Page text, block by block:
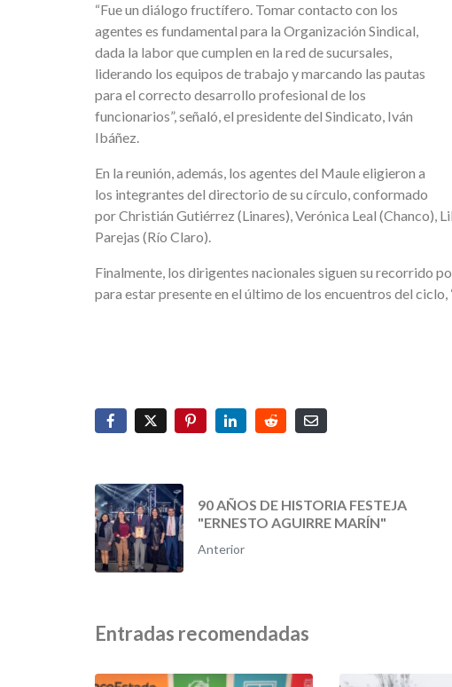
“Fue un diálogo fructífero. Tomar contacto con los
agentes es fundamental para la Organización Sindical,
dada la labor que cumplen en la red de sucursales,
liderando los equipos de trabajo y marcando las pautas
para el correcto desarrollo profesional de los
funcionarios”, señaló, el presidente del Sindicato, Iván
Ibáñez.
En la reunión, además, los agentes del Maule eligieron a
los integrantes del directorio de su círculo, conformado
por Christián Gutiérrez (Linares), Verónica Leal (Chanco),
Parejas (Río Claro).
Finalmente, los dirigentes nacionales siguen su recorrido
para estar presente en el último de los encuentros del ciclo,
90 AÑOS DE HISTORIA FESTEJA
"ERNESTO AGUIRRE MARÍN"
Anterior
Entradas recomendadas